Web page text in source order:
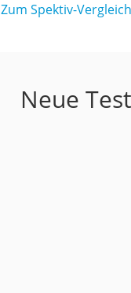
Zum Spektiv-Vergleich
Neue